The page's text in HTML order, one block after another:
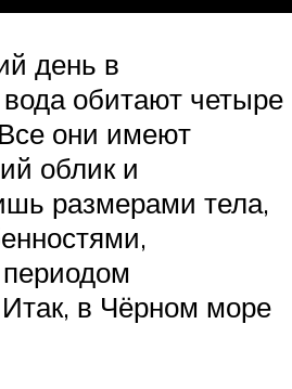
день в
обитают четыре
они имеют
облик и
размерами тела,
в Чёрном море